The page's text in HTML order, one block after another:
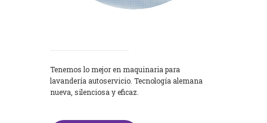
Tenemos lo mejor en maquinaria para
lavandería autoservicio. Tecnología alemana
nueva, silenciosa y eficaz.